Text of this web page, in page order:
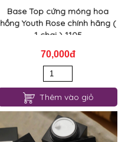
Base Top cứng móng hoa
hồng Youth Rose chính hãng (
1 chai ) 1105
70,000đ
Thêm vào giỏ